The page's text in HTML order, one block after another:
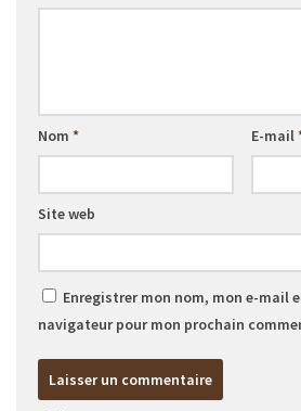
Nom * E-mail
Site web
Enregistrer mon nom, mon e-mail
navigateur pour mon prochain